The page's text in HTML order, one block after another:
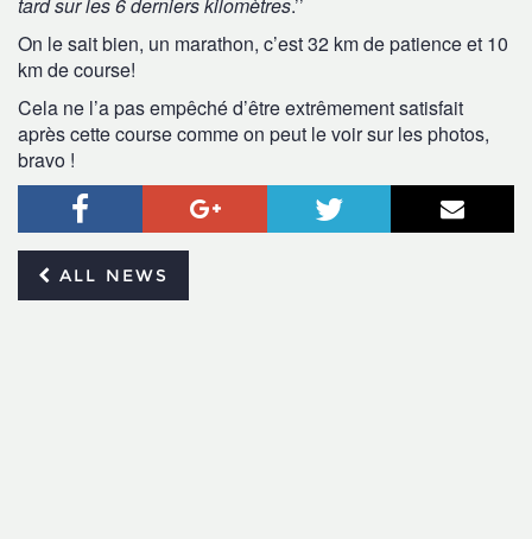
On le sait bien, un marathon, c’est 32 km de patience et 10
km de course!
Cela ne l’a pas empêché d’être extrêmement satisfait
après cette course comme on peut le voir sur les photos,
bravo !
Facebook Google+ Twitter Email
ALL NEWS